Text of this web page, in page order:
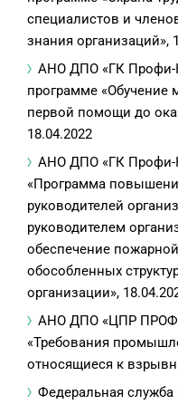
специалистов и
знания организаций»,
АНО ДПО «ГК Профи-
программе «Обучение
первой помощи до
18.04.2022
АНО ДПО «ГК Профи-
«Программа
руководителей
руководителем
обеспечение
обособленных
организации»,
АНО ДПО «ЦПР
«Требования
относящиеся к
Федеральная служба